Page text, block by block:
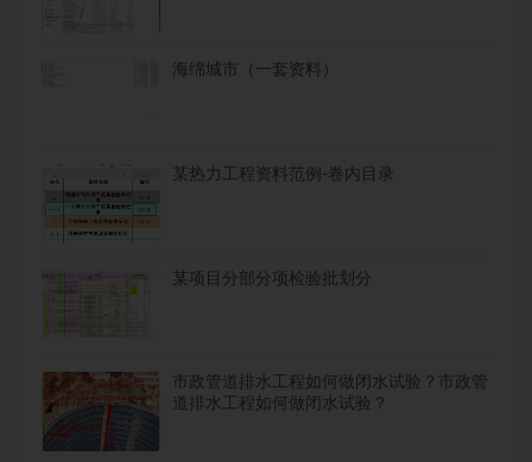
海绵城市（一套资料）
某热力工程资料范例-卷内目录
某项目分部分项检验批划分
市政管道排水工程如何做闭水试验？市政管
道排水工程如何做闭水试验？